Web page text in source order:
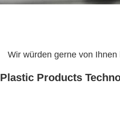
Wir würden gerne von
Products